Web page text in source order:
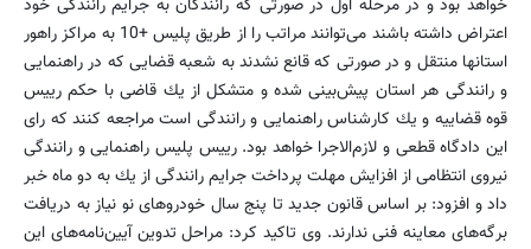
اعتراض داشته باشند می‌توانند مراتب را از طریق پلیس +10 به مراكز راهور
استانها منتقل و در صورتی كه قانع نشدند به شعبه قضایی كه در راهنمایی
و رانندگی هر استان پیش‌بینی شده و متشكل از یك قاضی با حكم رییس
قوه قضاییه و یك كارشناس راهنمایی و رانندگی است مراجعه كنند كه رای
این دادگاه قطعی و لازم‌الاجرا خواهد بود. رییس پلیس راهنمایی و رانندگی
نیروی انتظامی از افزایش مهلت پرداخت جرایم رانندگی از یك به دو ماه خبر
داد و افزود: بر اساس قانون جدید تا پنج سال خودروهای نو نیاز به دریافت
برگه‌های معاینه فنی ندارند. وی تاكید كرد: مراحل تدوین آیین‌نامه‌های این